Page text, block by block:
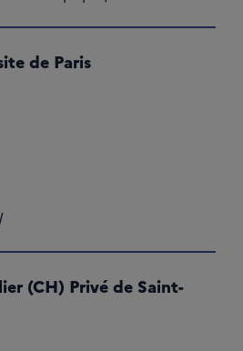
de Paris
(CH) Privé de Saint-